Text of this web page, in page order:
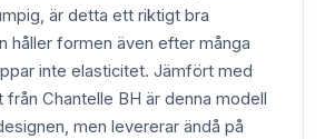
är detta ett riktigt bra
håller formen även efter många
inte elasticitet. Jämfört med
från Chantelle BH är denna modell
men levererar ändå på